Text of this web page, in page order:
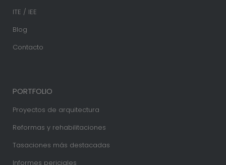
ITE / IEE
Blog
Contacto
PORTFOLIO
Proyectos de arquitectura
Reformas y rehabilitaciones
Tasaciones más destacadas
Informes periciales